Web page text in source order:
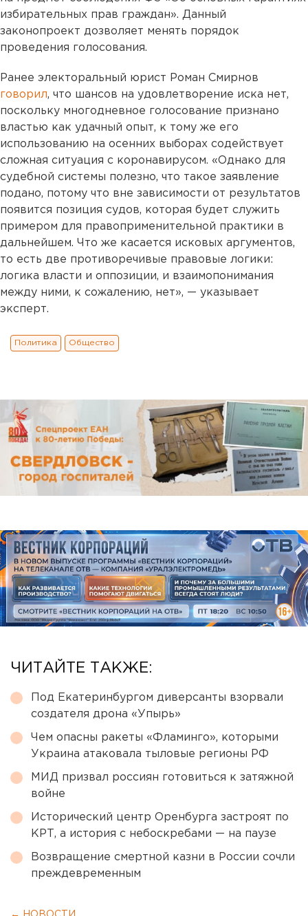
избирательных прав граждан». Данный
законопроект дозволяет менять порядок
проведения голосования.
Ранее электоральный юрист Роман Смирнов
говорил, что шансов на удовлетворение иска нет,
поскольку многодневное голосование признано
властью как удачный опыт, к тому же его
использованию на осенних выборах содействует
сложная ситуация с коронавирусом. «Однако для
судебной системы полезно, что такое заявление
подано, потому что вне зависимости от результатов
появится позиция судов, которая будет служить
примером для правоприменительной практики в
дальнейшем. Что же касается исковых аргументов,
то есть две противоречивые правовые логики:
логика власти и оппозиции, и взаимопонимания
между ними, к сожалению, нет», — указывает
эксперт.
Политика Общество
ЧИТАЙТЕ ТАКЖЕ:
Под Екатеринбургом диверсанты взорвали
создателя дрона «Упырь»
Чем опасны ракеты «Фламинго», которыми
Украина атаковала тыловые регионы РФ
МИД призвал россиян готовиться к затяжной
войне
Исторический центр Оренбурга застроят по
КРТ, а история с небоскребами — на паузе
Возвращение смертной казни в России сочли
преждевременным